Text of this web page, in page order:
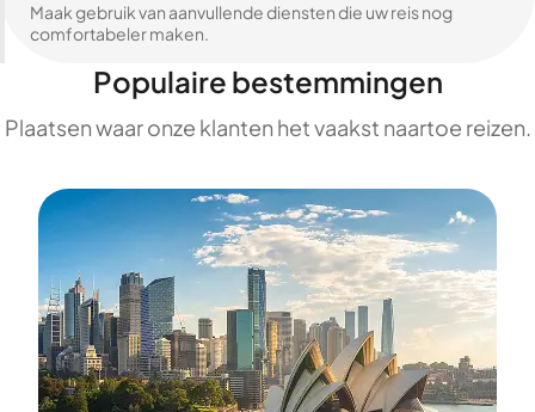
Maak gebruik van aanvullende diensten die uw reis nog
comfortabeler maken.
Populaire bestemmingen
Plaatsen waar onze klanten het vaakst naartoe reizen.